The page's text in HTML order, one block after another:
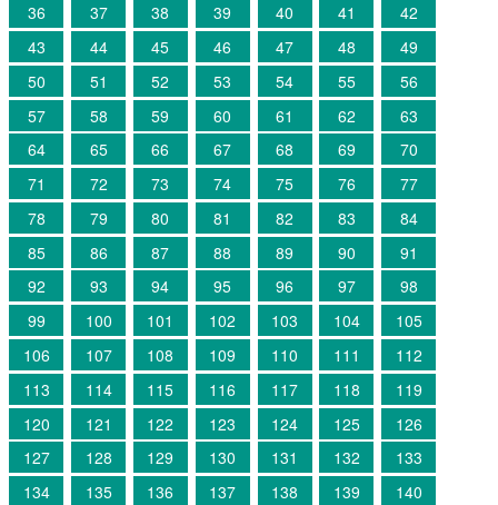
36
37 38 39 40 41
42
43
44 45 46 47 48
49
50
51 52 53 54 55
56
57
58 59 60 61 62
63
64
65 66 67 68 69
70
71
72 73 74 75 76
77
78
79 80 81 82 83
84
85
86 87 88 89 90
91
92
93 94 95 96 97
98
99
100 101 102 103 104
105
106
107 108 109 110 111
112
113
114 115 116 117 118
119
120
121 122 123 124 125
126
127
128 129 130 131 132
133
134
135 136 137 138 139
140